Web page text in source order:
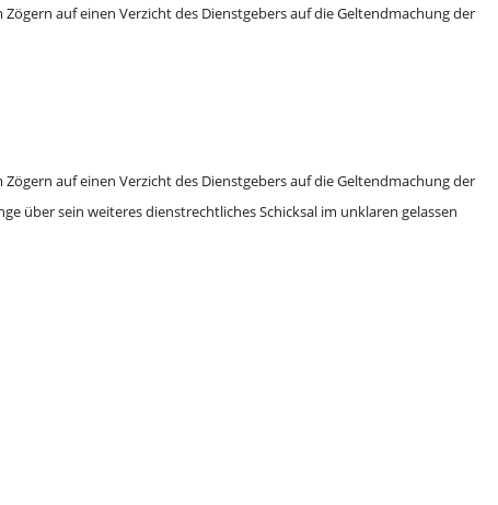
auf einen Verzicht des Dienstgebers auf die Geltendmachung der
auf einen Verzicht des Dienstgebers auf die Geltendmachung der
über sein weiteres dienstrechtliches Schicksal im unklaren gelassen